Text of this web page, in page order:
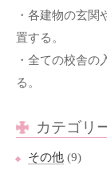
・各建物の玄関
置する。
・全ての校舎の
る。
カテゴリ
その他 (9)